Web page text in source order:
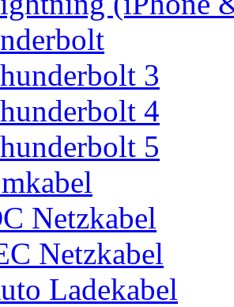
3
4
5
Netzkabel
Netzkabel
Ladekabel